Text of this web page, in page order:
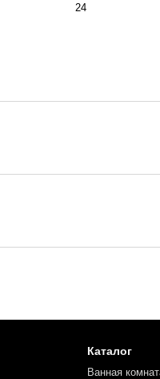
24
Каталог
Ванная